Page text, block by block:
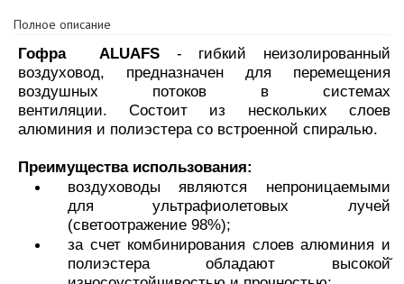
Полное описание
Гофра ALUAFS - гибкий неизолированный
воздуховод, предназначен для перемещения
воздушных потоков в системах
вентиляции. Состоит из нескольких слоев
алюминия и полиэстера со встроенной спиралью.
Преимущества использования:
воздуховоды являются непроницаемыми
для ультрафиолетовых лучей
(светоотражение 98%);
за счет комбинирования слоев алюминия и
полиэстера обладают высокой̆